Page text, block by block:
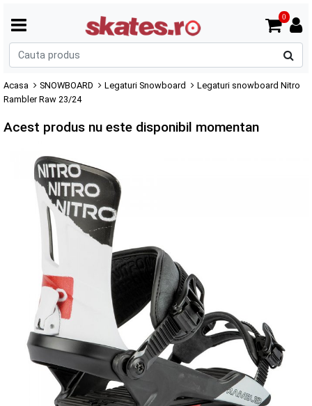
0
Acasa SNOWBOARD Legaturi Snowboard
Legaturi snowboard Nitro
Rambler Raw 23/24
Acest produs nu este disponibil momentan